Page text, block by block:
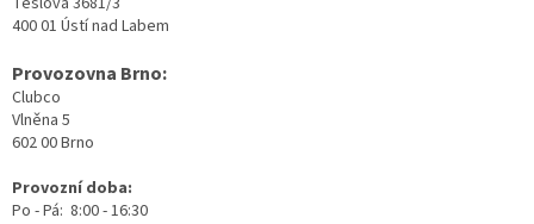
400 01 Ústí nad Labem
Provozovna Brno:
Clubco
Vlněna 5
602 00 Brno
Provozní doba:
Po - Pá: 8:00 - 16:30